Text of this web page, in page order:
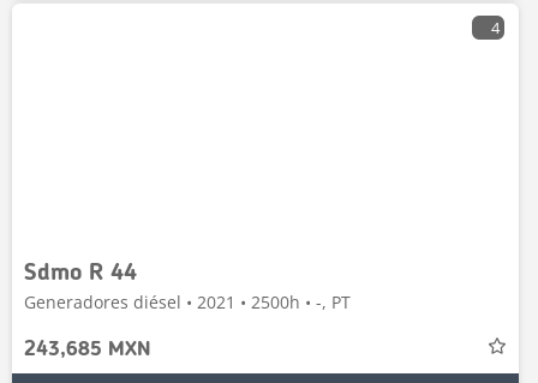
4
Sdmo R 44
Generadores diésel • 2021 • 2500h • -, PT
243,685 MXN